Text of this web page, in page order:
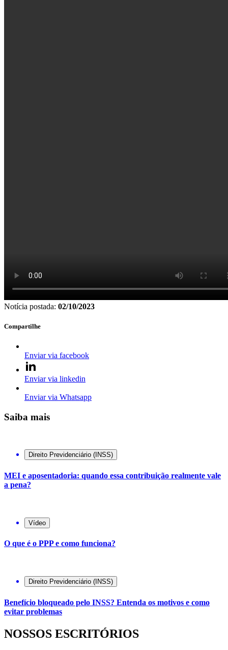
Notícia postada: 02/10/2023
Compartilhe
Enviar via facebook
Enviar via linkedin
Enviar via Whatsapp
Saiba mais
Direito Previdenciário (INSS)
MEI e aposentadoria: quando essa contribuição realmente vale
a pena?
Vídeo
O que é o PPP e como funciona?
Direito Previdenciário (INSS)
Benefício bloqueado pelo INSS? Entenda os motivos e como
evitar problemas
NOSSOS ESCRITÓRIOS